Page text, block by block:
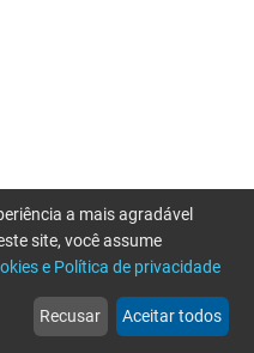
web
Notícias
more_horiz
Mais
a mais agradável
site, você assume
e Política de privacidade
Recusar Aceitar todos
tente novamente